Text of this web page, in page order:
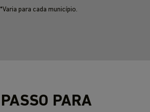
*Varia para cada município.
PARA